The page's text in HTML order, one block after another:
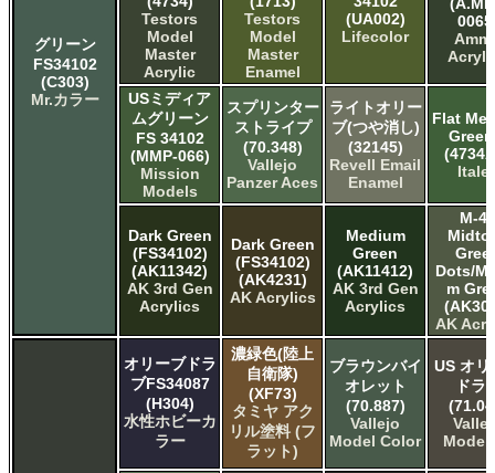
グリーン
FS34102
(C303)
Mr.カラー
Testors
Model
Master
Acrylic
Testors
Model
Master
Enamel
(UA002)
Lifecolor
USミディア
ムグリーン
FS 34102
(MMP-066)
Mission
Models
スプリンター
ストライプ
(70.348)
Vallejo
Panzer Aces
ライトオリー
ブ(つや消し)
(32145)
Revell Email
Enamel
Flat
Dark Green
(FS34102)
(AK11342)
AK 3rd Gen
Acrylics
Dark Green
(FS34102)
(AK4231)
AK Acrylics
Medium
Green
(AK11412)
AK 3rd Gen
Acrylics
M-44
Dots/
m
AK
オリーブドラ
ブFS34087
(H304)
水性ホビーカ
ラー
濃緑色(陸上
自衛隊)
(XF73)
タミヤ アク
リル塗料 (フ
ラット)
ブラウンバイ
オレット
(70.887)
Vallejo
Model Color
US オリ
ドラ
Model